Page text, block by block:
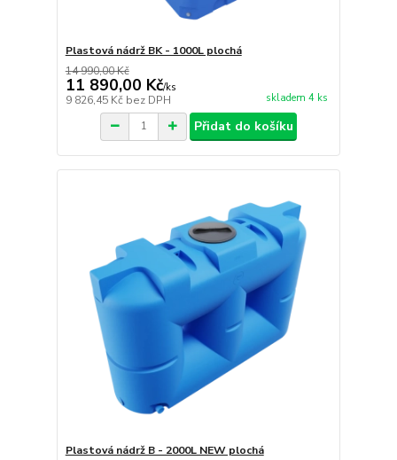
Plastová nádrž BK - 1000L plochá
14 990,00 Kč
11 890,00 Kč/ks
9 826,45 Kč bez DPH skladem 4 ks
Přidat do košíku
Plastová nádrž B - 2000L NEW plochá